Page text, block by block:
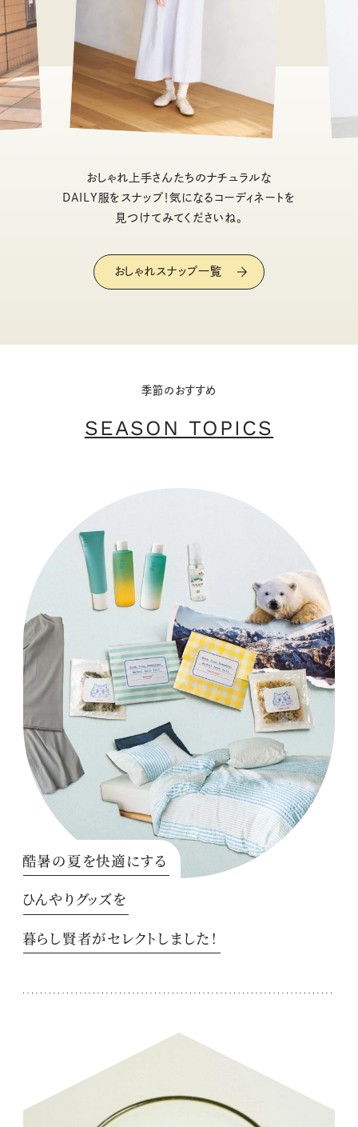
おしゃれ上手さんたちのナチュラルな
DAILY服をスナップ！気になるコーディネートを
見つけてみてくださいね。
おしゃれスナップ一覧
季節のおすすめ
SEASON TOPICS
酷暑の夏を快適にする
ひんやりグッズを
暮らし賢者がセレクトしました！